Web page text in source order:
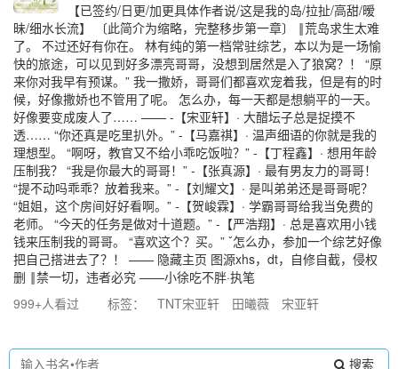
【已签约/日更/加更具体作者说/这是我的岛/拉扯/高甜/暧
昧/细水长流】 〔此简介为缩略，完整移步第一章〕 ‖荒岛求生太难
了。 不过还好有你在。 林有纯的第一档常驻综艺，本以为是一场愉
快的旅途，可以见到好多漂亮哥哥，没想到居然是入了狼窝？！ “原
来你对我早有预谋。” 我一撒娇，哥哥们都喜欢宠着我，但是有的时
候，好像撒娇也不管用了呢。 怎么办，每一天都是想躺平的一天。
好像要变成废人了…… —— -【宋亚轩】· 大醋坛子总是捉摸不
透…… “你还真是吃里扒外。” -【马嘉祺】· 温声细语的你就是我的
理想型。 “啊呀，教官又不给小乖吃饭啦？” -【丁程鑫】· 想用年龄
压制我？ “我是你最大的哥哥！” -【张真源】· 最有男友力的哥哥！
“提不动吗乖乖？放着我来。” -【刘耀文】· 是叫弟弟还是哥哥呢？
“姐姐，这个房间好好看啊。” -【贺峻霖】· 学霸哥哥给我当免费的
老师。 “今天的任务是做对十道题。” -【严浩翔】· 总是喜欢用小钱
钱来压制我的哥哥。 “喜欢这个？买。” ˇ怎么办，参加一个综艺好像
把自己搭进去了？！ —— 隐藏主页 图源xhs，dt，自修自截，侵权
删 ‖禁一切，违者必究 ——小徐吃不胖·执笔
999+人看过
标签： TNT宋亚轩 田曦薇 宋亚轩
搜索